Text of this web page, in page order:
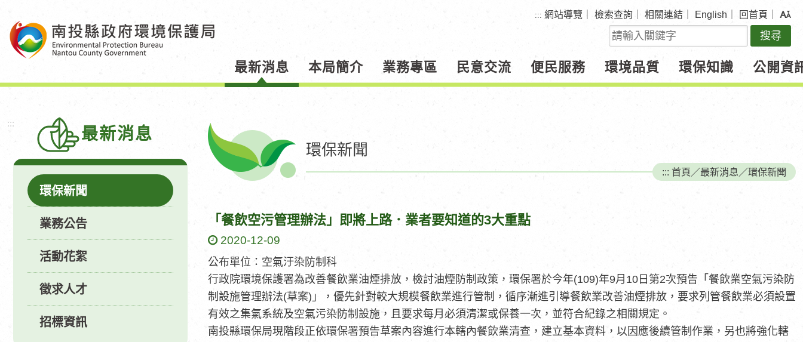
主
容
塊
::: 網站導覽 檢索查詢 相關連結 English 回首頁
關
鍵
字
查
詢
最新消息 本局簡介 業務專區 民意交流 便民服務 環境品質 環保知識 公開資
:::
最新消息
環保新聞
業務公告
活動花絮
徵求人才
招標資訊
環保新聞
::: 首頁 ／最新消息 ／環保新聞
「餐飲空污管理辦法」即將上路．業者要知道的3大重點
2020-12-09
公布單位：空氣汙染防制科
行政院環境保護署為改善餐飲業油煙排放，檢討油煙防制政策，環保署於今年(109)年9月10日第2次預告「餐飲業空氣污染防
制設施管理辦法(草案)」，優先針對較大規模餐飲業進行管制，循序漸進引導餐飲業改善油煙排放，要求列管餐飲業必須設置
有效之集氣系統及空氣污染防制設施，且要求每月必須清潔或保養一次，並符合紀錄之相關規定。
南投縣環保局現階段正依環保署預告草案內容進行本轄內餐飲業清查，建立基本資料，以因應後續管制作業，另也將強化轄